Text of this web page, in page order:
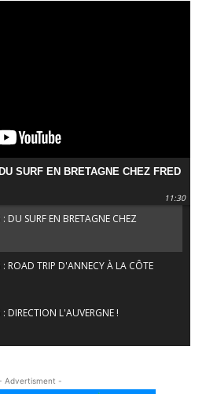
SURF EN BRETAGNE CHEZ FRED
11:30
DU SURF EN BRETAGNE CHEZ
ROAD TRIP D'ANNECY À LA CÔTE
DIRECTION L'AUVERGNE !
Advertisment -